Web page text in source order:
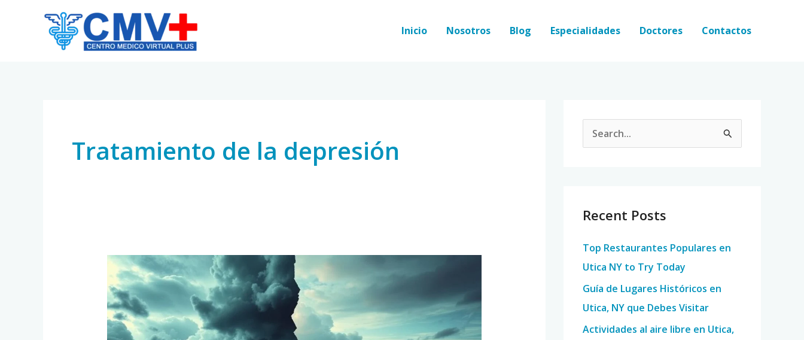
Inicio Nosotros Blog Especialidades Doctores Contactos
Tratamiento de la depresión
Ansiedad
y
Depresión:
¿Cómo
Diferenciarlas
c
f
o
r
:
Recent Posts
Top Restaurantes Populares en
Utica NY to Try Today
Guía de Lugares Históricos en
Utica, NY que Debes Visitar
Actividades al aire libre en Utica,